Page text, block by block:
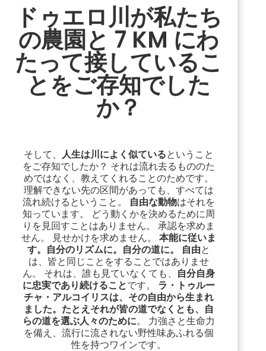
ドゥエロ川が私たち
の農園と 7 KM にわ
たって接しているこ
とをご存知でした
か？
そして、 人生は川によく似ているということ
をご存知でしたか？ それは流れ去るもののた
めではなく、教えてくれることのためです。
理解できない先の区間があっても、すべては
流れ続けるということ。
自由な動物はそれを
知っています。 どう動くかを決めるために周
りを見回すことはありません。 承認を求めま
せん。 見せかけを求めません。 本能に従いま
す。自分のリズムに。自分の道に。
自由と
は、皆と同じことをすることではありませ
ん。 それは、誰も見ていなくても、
自分自身
に忠実であり続けることです。 ラ・トゥルー
チャ・アルコイリスは、その自由から生まれ
ました。たとえそれが皆の道でなくとも、自
らの道を選ぶ人々のために。 力強さと生命力
を備え、流行に流されない野性味あふれる個
性を持つワインです。